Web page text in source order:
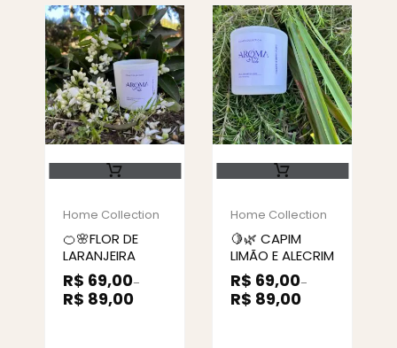
Home Collection
🍊🌸FLOR DE
LARANJEIRA
R$ 69,00–
R$ 89,00
Home Collection
🍋🌿 CAPIM
LIMÃO E ALECRIM
R$ 69,00–
R$ 89,00